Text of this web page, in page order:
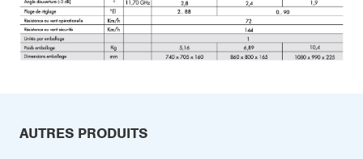
AUTRES PRODUITS